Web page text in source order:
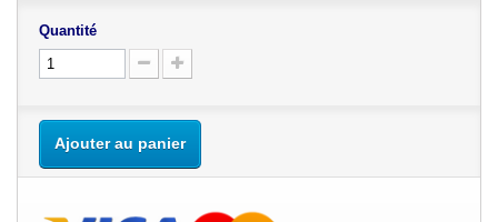
Quantité
Ajouter au panier